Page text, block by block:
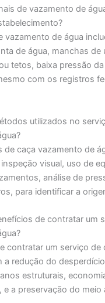
de vazamento de
vazamento de água
de água, manchas de
tetos, baixa pressão
com os registros
utilizados no
de caça vazamento de
visual, uso de
análise de
para identificar a
de contratar um
contratar um serviço de
a redução do
estruturais,
e a preservação do meio